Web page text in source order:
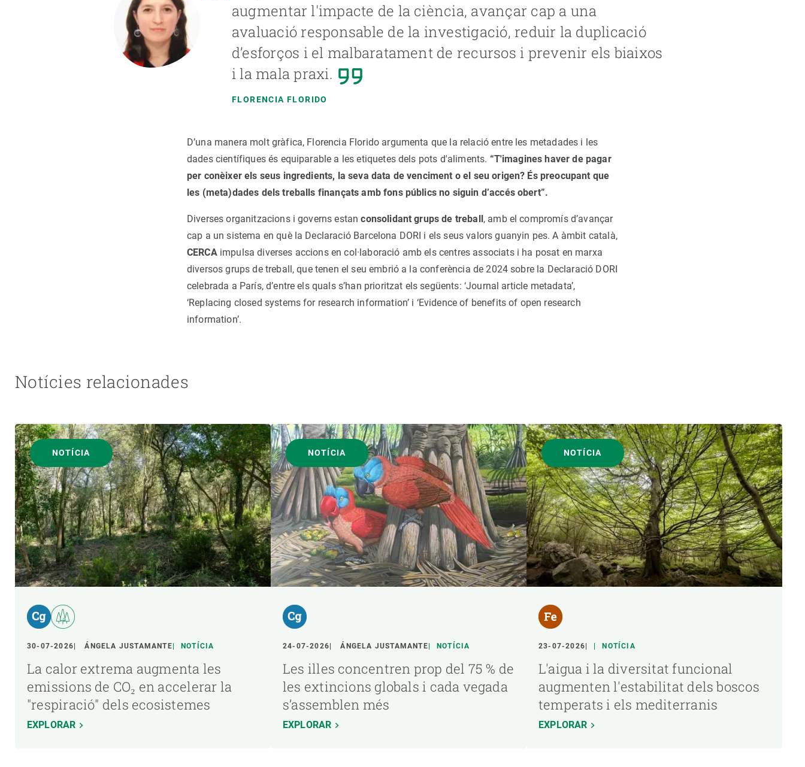
augmentar l'impacte de la ciència, avançar cap a una
avaluació responsable de la investigació, reduir la duplicació
d’esforços i el malbaratament de recursos i prevenir els biaixos
i la mala praxi.
FLORENCIA FLORIDO
D’una manera molt gràfica, Florencia Florido argumenta que la relació entre les metadades i les
dades científiques és equiparable a les etiquetes dels pots d'aliments. “T'imagines haver de pagar
per conèixer els seus ingredients, la seva data de venciment o el seu origen? És preocupant que
les (meta)dades dels treballs finançats amb fons públics no siguin d’accés obert”.
Diverses organitzacions i governs estanconsolidant grups de treball, amb el compromís d’avançar
cap a un sistema en què la Declaració Barcelona DORI i els seus valors guanyin pes. A àmbit català,
CERCA impulsa diverses accions en col·laboració amb els centres associats i ha posat en marxa
diversos grups de treball, que tenen el seu embrió a la conferència de 2024 sobre la Declaració DORI
celebrada a París, d’entre els quals s’han prioritzat els següents: ‘Journal article metadata’,
‘Replacing closed systems for research information’ i ‘Evidence of benefits of open research
information’.
Notícies relacionades
NOTÍCIA
30-07-2026 ÁNGELA JUSTAMANTE NOTÍCIA
La calor extrema augmenta les
emissions de CO₂ en accelerar la
"respiració" dels ecosistemes
EXPLORAR
NOTÍCIA
24-07-2026 ÁNGELA JUSTAMANTE NOTÍCIA
Les illes concentren prop del 75 % de
les extincions globals i cada vegada
s’assemblen més
EXPLORAR
NOTÍCIA
23-07-2026 NOTÍCIA
L'aigua i la diversitat funcional
augmenten l'estabilitat dels boscos
temperats i els mediterranis
EXPLORAR